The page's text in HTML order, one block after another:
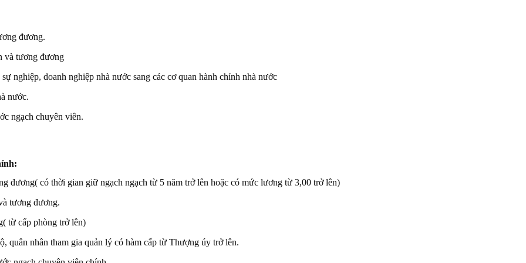
đương.
và tương đương
nghiệp, doanh nghiệp nhà nước sang các cơ quan hành chính nhà nước
nước.
ngạch chuyên viên.
đương( có thời gian giữ ngạch ngạch từ 5 năm trở lên hoặc có mức lương từ 3,00 trở lên)
tương đương.
từ cấp phòng trở lên)
nhân tham gia quản lý có hàm cấp từ Thượng úy trở lên.